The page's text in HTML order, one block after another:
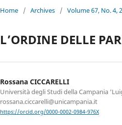
Home / Archives / Volume 67, No. 4,
L’ORDINE DELLE
Rossana CICCARELLI
Università degli Studi della Campania
rossana.ciccarelli@unicampania.it
https://orcid.org/0000-0002-0984-976X